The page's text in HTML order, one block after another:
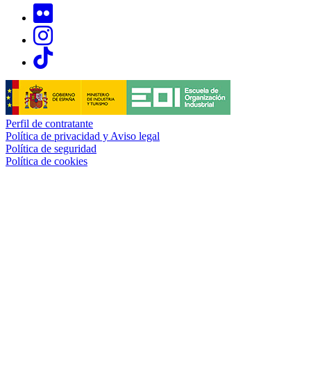
Links, Opens in this window
Links, Opens in this window
Links, Opens in this window
Perfil de contratante
Política de privacidad y Aviso legal
Política de seguridad
Política de cookies